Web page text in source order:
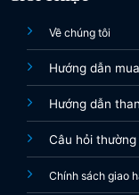
Về chúng tôi
Hướng dẫn
Hướng dẫn
Câu hỏi thường
Chính sách giao